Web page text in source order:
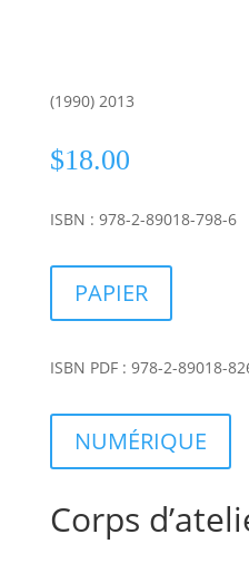
(1990) 2013
$18.00
ISBN : 978-2-89018-798-6
PAPIER
ISBN PDF : 978-2-89018-
NUMÉRIQUE
Corps